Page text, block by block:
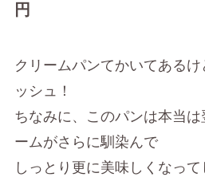
円
クリームパンてかいてある
ッシュ！
ちなみに、このパンは本当
ームがさらに馴染んで
しっとり更に美味しくなっ